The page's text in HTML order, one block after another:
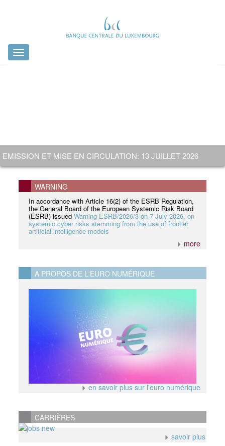
Toggle
navigation
PUBLICATION DU RAPPORT ANNUEL 2025
EMISSION ET MISE EN CIRCULATION: 13 JUILLET 2026
DONNEZ VOTRE AVIS SUR LES FUTURS BILLETS EN EUROS
!
VISITE OFFICIELLE DE LA FRAPPE MONÉTAIRE PAR S.A.R
LE GRAND-DUC GUILLAUME
NOUVELLE VERSION
WARNING
In accordance with Article 16(2) of the ESRB Regulation,
the General Board of the European Systemic Risk Board
(ESRB) issued Warning ESRB/2026/3 on 7 July 2026, on
systemic cyber risks stemming from the use of frontier
artificial intelligence models
more
A PROPOS DE L'EURO NUMÉRIQUE
en savoir plus sur l'euro numérique
CARRIÈRES
savoir plus